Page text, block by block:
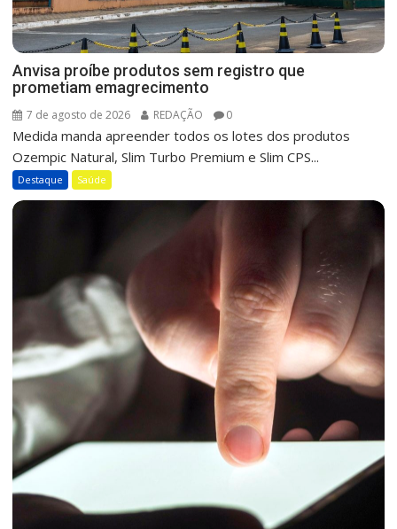
Anvisa proíbe produtos sem registro que
prometiam emagrecimento
7 de agosto de 2026 REDAÇÃO 0
Medida manda apreender todos os lotes dos produtos
Ozempic Natural, Slim Turbo Premium e Slim CPS...
Destaque Saúde